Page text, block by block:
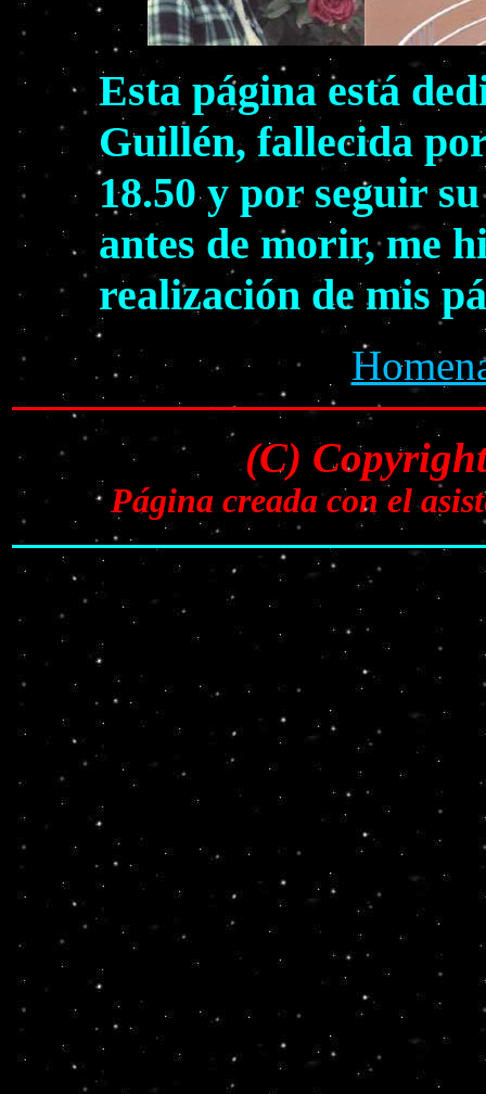
Esta página está
Guillén, fallecida
18.50 y por seguir
antes de morir, me
realización de mis
(C)
Página creada con el